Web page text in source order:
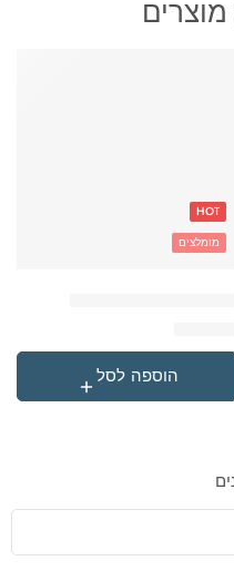
HOT
מומלצים
הוספה לסל